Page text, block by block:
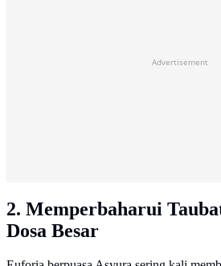
Advertisement
2. Memperbaharui
Dosa Besar